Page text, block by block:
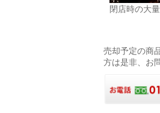
閉店時の大
売却予定の商
方は是非、お